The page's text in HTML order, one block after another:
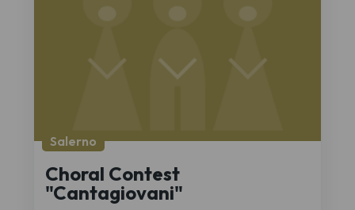
Salerno
Choral Contest
"Cantagiovani"